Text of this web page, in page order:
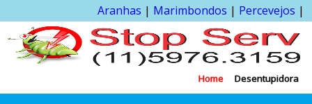
Aranhas | Marimbondos | Percevejos |
Home Desentupidora